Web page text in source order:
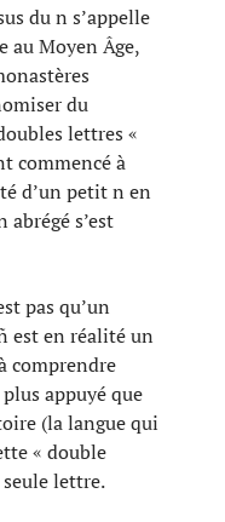
du n s’appelle
au Moyen Âge,
du
lettres «
commencé à
d’un petit n en
s’est
pas qu’un
est en réalité un
comprendre
appuyé que
(la langue qui
« double
lettre.